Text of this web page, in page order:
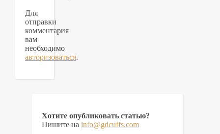
Для
отправки
комментария
вам
необходимо
авторизоваться.
Хотите опубликовать статью?
Пишите на info@gdcuffs.com